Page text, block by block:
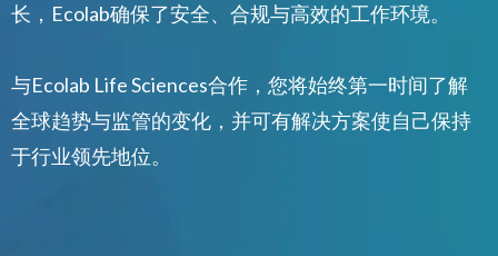
长，Ecolab确保了安全、合规与高效的工作环境。
与Ecolab Life Sciences合作，您将始终第一时间了解
全球趋势与监管的变化，并可有解决方案使自己保持
于行业领先地位。